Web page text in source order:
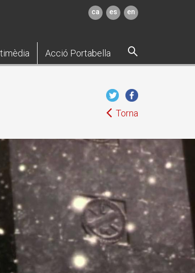
ca es en
Acció Portabella
Torna